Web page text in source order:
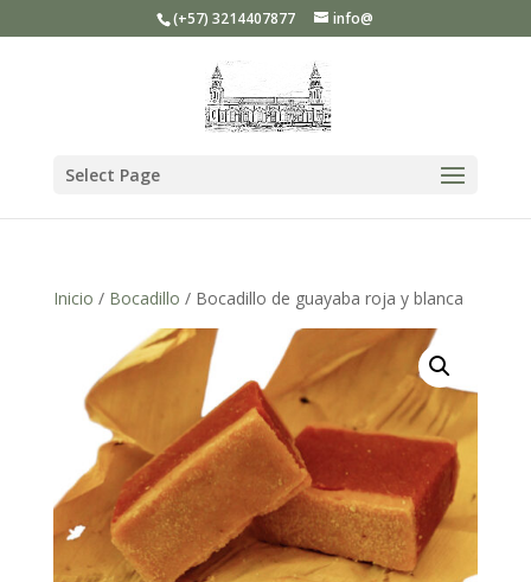
(+57) 3214407877 info@
Select Page
Inicio / Bocadillo / Bocadillo de guayaba roja y blanca